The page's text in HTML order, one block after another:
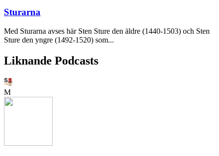
Sturarna
Med Sturarna avses här Sten Sture den äldre (1440-1503) och Sten
Sture den yngre (1492-1520) som...
Liknande Podcasts
M